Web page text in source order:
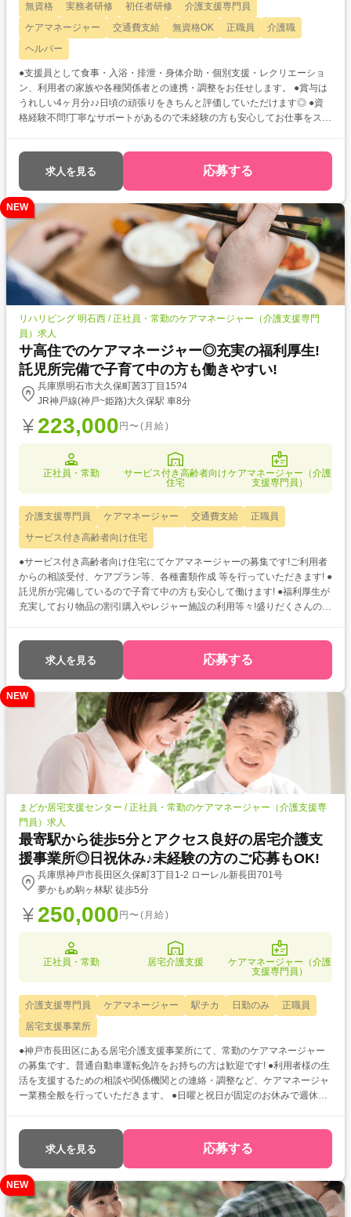
無資格 実務者研修 初任者研修
介護支援専門員
ケアマネージャー
交通費支給 無資格OK 正職員
介護職
ヘルパー
●支援員として食事・入浴・排泄・身体介助・個別支援・レクリエーショ
ン、利用者の家族や各種関係者との連携・調整をお任せします。 ●賞与は
うれしい4ヶ月分♪♪日頃の頑張りをきちんと評価していただけます◎ ●資
格経験不問!丁寧なサポートがあるので未経験の方も安心してお仕事をスタ
求人を見る 応募する
NEW
リハリビング 明石西 / 正社員・常勤のケアマネージャー（介護支援専門
員）求人
サ高住でのケアマネージャー◎充実の福利厚生!
託児所完備で子育て中の方も働きやすい!
兵庫県明石市大久保町茜3丁目15?4
JR神戸線(神戸~姫路)大久保駅 車8分
223,000 円〜(月給)
正社員・常勤
サービス付き高齢者向け
住宅
ケアマネージャー（介護
支援専門員）
介護支援専門員 ケアマネージャー 交通費支給
正職員
サービス付き高齢者向け住宅
●サービス付き高齢者向け住宅にてケアマネージャーの募集です!ご利用者
からの相談受付、ケアプラン等、各種書類作成 等を行っていただきます! ●
託児所が完備しているので子育て中の方も安心して働けます! ●福利厚生が
充実しており物品の割引購入やレジャー施設の利用等々!盛りだくさんの待
求人を見る 応募する
NEW
まどか居宅支援センター / 正社員・常勤のケアマネージャー（介護支援専
門員）求人
最寄駅から徒歩5分とアクセス良好の居宅介護支
援事業所◎日祝休み♪未経験の方のご応募もOK!
兵庫県神戸市長田区久保町3丁目1-2 ローレル新長田701号
夢かもめ駒ヶ林駅 徒歩5分
250,000 円〜(月給)
正社員・常勤 居宅介護支援
ケアマネージャー（介護
支援専門員）
介護支援専門員 ケアマネージャー 駅チカ 日勤のみ
正職員
居宅支援事業所
●神戸市長田区にある居宅介護支援事業所にて、常勤のケアマネージャー
の募集です。普通自動車運転免許をお持ちの方は歓迎です! ●利用者様の生
活を支援するための相談や関係機関との連絡・調整など、ケアマネージャ
ー業務全般を行っていただきます。 ●日曜と祝日が固定のお休みで週休2
求人を見る 応募する
NEW